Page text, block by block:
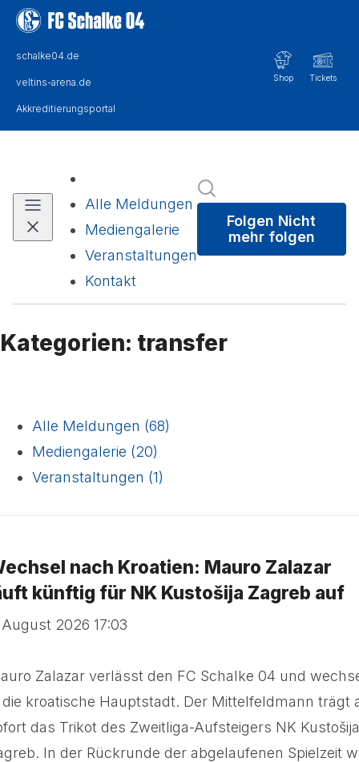
Alle Meldungen
Mediengalerie
Veranstaltungen
Kontakt
Folgen Nicht
mehr folgen
Kategorien: transfer
Alle Meldungen (68)
Mediengalerie (20)
Veranstaltungen (1)
nach Kroatien: Mauro Zalazar
künftig für NK Kustošija Zagreb auf
August 2026 17:03
Zalazar verlässt den FC Schalke 04 und
die kroatische Hauptstadt. Der Mittelfeldmann trägt
das Trikot des Zweitliga-Aufsteigers NK Kustošija
In der Rückrunde der abgelaufenen Spielzeit